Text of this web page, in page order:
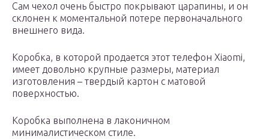
Сам чехол очень быстро покрывают царапины, и он
склонен к моментальной потере первоначального
внешнего вида.
Коробка, в которой продается этот телефон Xiaomi,
имеет довольно крупные размеры, материал
изготовления – твердый картон с матовой
поверхностью.
Коробка выполнена в лаконичном
минималистическом стиле.